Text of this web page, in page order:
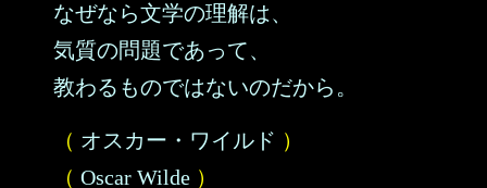
なぜなら文学の理解は、
気質の問題であって、
教わるものではないのだから。
（ オスカー・ワイルド ）
（ Oscar Wilde ）